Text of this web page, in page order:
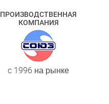
ПРОИЗВОДСТВЕННАЯ
КОМПАНИЯ
c 1996 на рынке